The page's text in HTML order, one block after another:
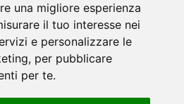
una migliore esperienza
il tuo interesse nei
e personalizzare le
, per pubblicare
per te.